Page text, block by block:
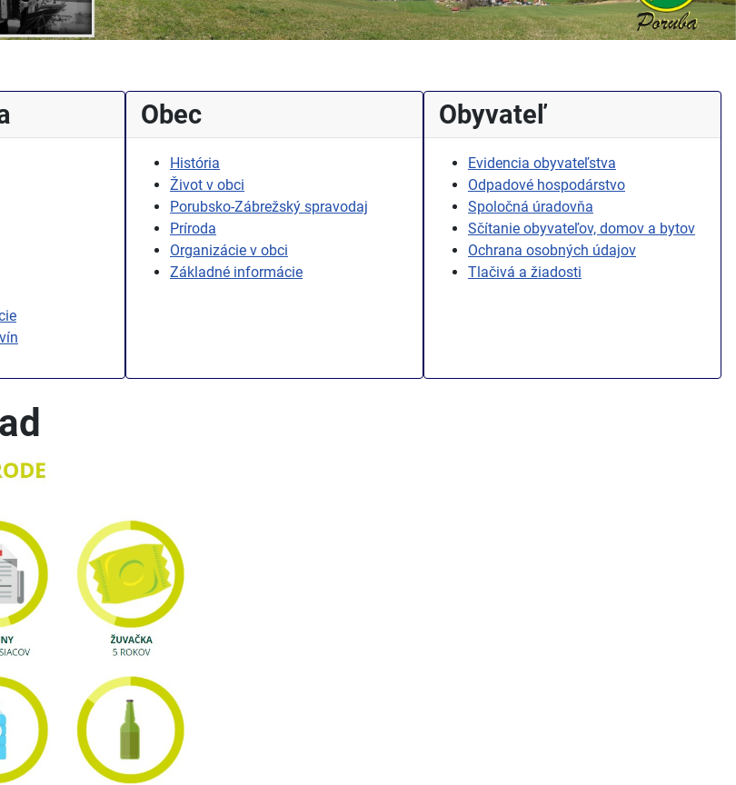
Obec
História
Život v obci
Porubsko-Zábrežský spravodaj
Príroda
Organizácie v obci
Základné informácie
Obyvateľ
Evidencia obyvateľstva
Odpadové hospodárstvo
Spoločná úradovňa
Sčítanie obyvateľov, domov a bytov
Ochrana osobných údajov
Tlačivá a žiadosti